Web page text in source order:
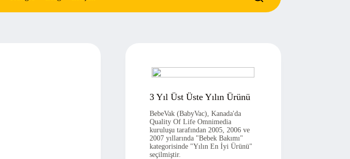
3 Yıl Üst Üste Yılın Ürünü
BebeVak (BabyVac), Kanada'da
Quality Of Life Omnimedia
kuruluşu tarafından 2005, 2006 ve
2007 yıllarında "Bebek Bakımı"
kategorisinde "Yılın En İyi Ürünü"
seçilmiştir.